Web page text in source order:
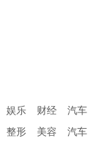
娱乐 财经
汽车
整形 美容 汽车